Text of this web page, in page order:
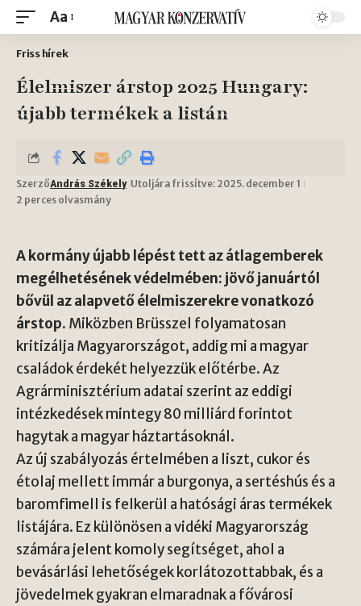
Aa
Friss hírek
Élelmiszer árstop 2025 Hungary:
újabb termékek a listán
SzerzőAndrás Székely Utoljára frissítve: 2025. december 1
2 perces olvasmány
A kormány újabb lépést tett az átlagemberek
megélhetésének védelmében: jövő januártól
bővül az alapvető élelmiszerekre vonatkozó
árstop. Miközben Brüsszel folyamatosan
kritizálja Magyarországot, addig mi a magyar
családok érdekét helyezzük előtérbe. Az
Agrárminisztérium adatai szerint az eddigi
intézkedések mintegy 80 milliárd forintot
hagytak a magyar háztartásoknál.
Az új szabályozás értelmében a liszt, cukor és
étolaj mellett immár a burgonya, a sertéshús és a
baromfimell is felkerül a hatósági áras termékek
listájára. Ez különösen a vidéki Magyarország
számára jelent komoly segítséget, ahol a
bevásárlási lehetőségek korlátozottabbak, és a
jövedelmek gyakran elmaradnak a fővárosi